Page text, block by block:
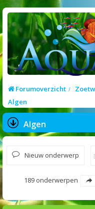
Forumoverzicht
Algen
Algen
Nieuw onderwerp
189 onderwerpen